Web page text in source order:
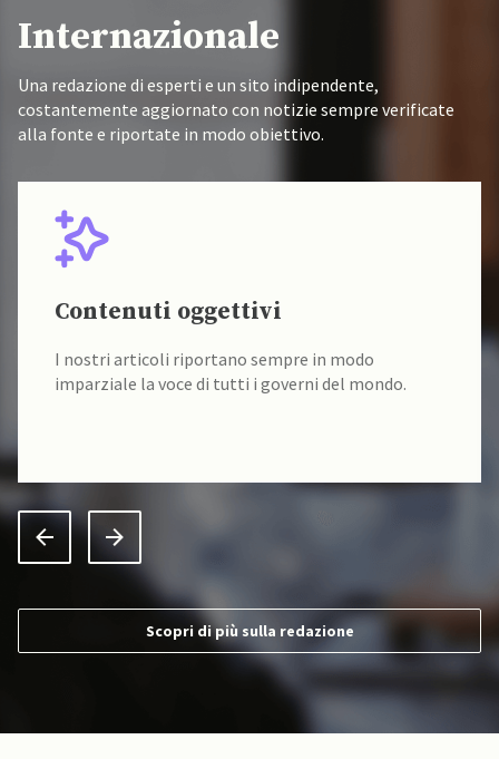
Internazionale
Una redazione di esperti e un sito indipendente,
costantemente aggiornato con notizie sempre verificate
alla fonte e riportate in modo obiettivo.
Contenuti oggettivi
I nostri articoli riportano sempre in modo
imparziale la voce di tutti i governi del mondo.
Scopri di più sulla redazione